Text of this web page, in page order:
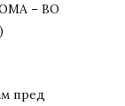
– ВО
пред